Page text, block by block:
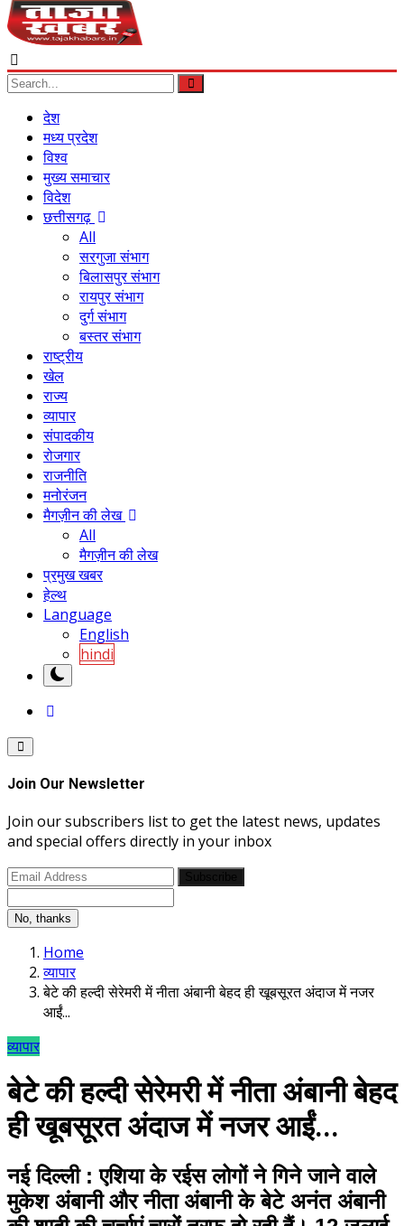
देश
मध्य प्रदेश
विश्व
मुख्य समाचार
विदेश
छत्तीसगढ़
All
सरगुजा संभाग
बिलासपुर संभाग
रायपुर संभाग
दुर्ग संभाग
बस्तर संभाग
राष्ट्रीय
खेल
राज्य
व्यापार
संपादकीय
रोजगार
राजनीति
मनोरंजन
मैगज़ीन की लेख
All
मैगज़ीन की लेख
प्रमुख खबर
हेल्थ
Language
English
hindi
Join Our Newsletter
Join our subscribers list to get the latest news, updates
and special offers directly in your inbox
No, thanks
Home
व्यापार
बेटे की हल्दी सेरेमरी में नीता अंबानी बेहद ही खूबसूरत अंदाज में नजर
आईं...
व्यापार
बेटे की हल्दी सेरेमरी में नीता अंबानी बेहद
ही खूबसूरत अंदाज में नजर आईं...
नई दिल्ली : एशिया के रईस लोगों ने गिने जाने वाले
मुकेश अंबानी और नीता अंबानी के बेटे अनंत अंबानी